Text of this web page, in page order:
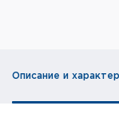
Описание и